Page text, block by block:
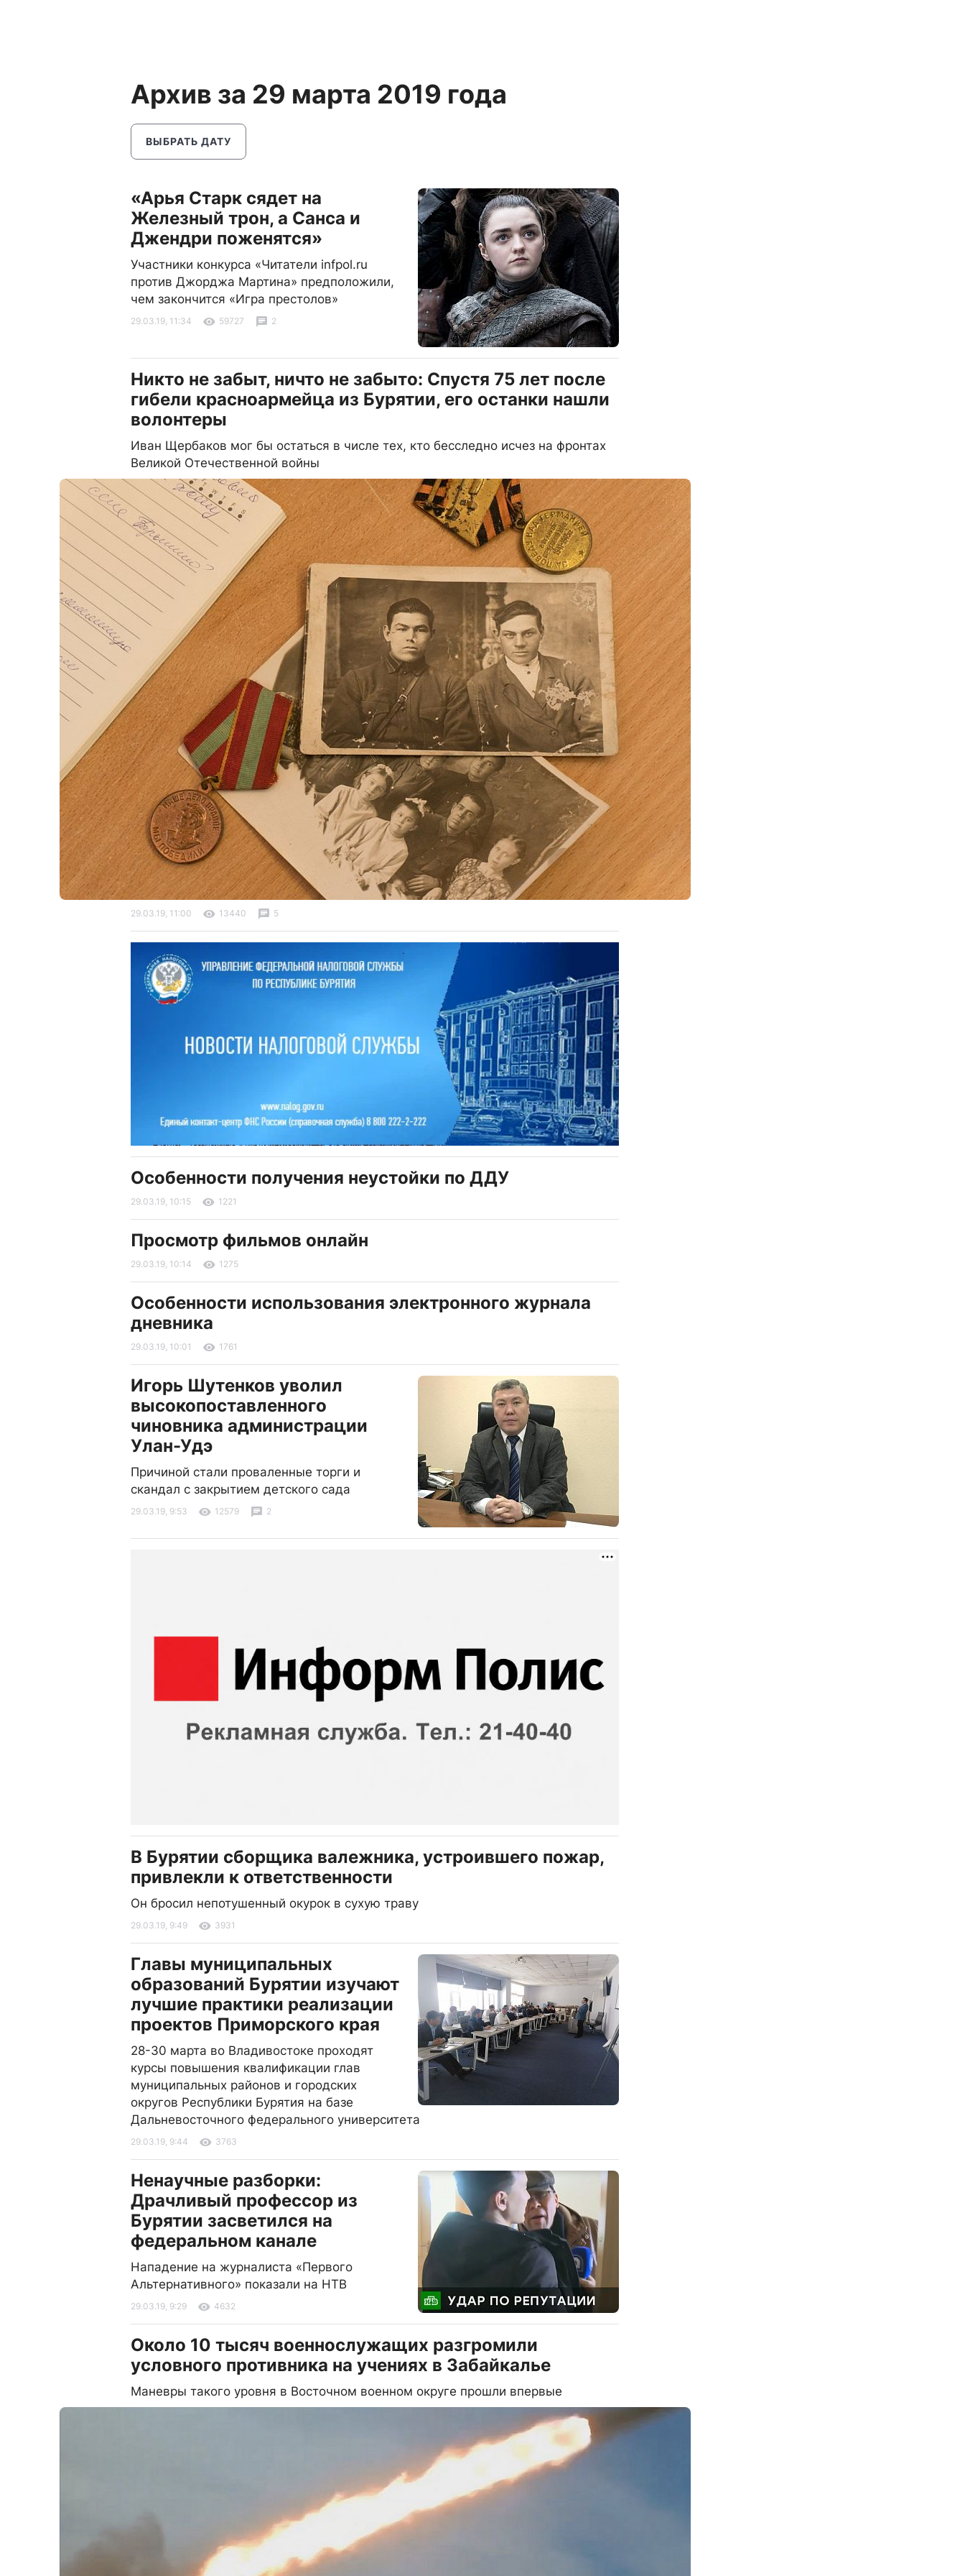
Архив за 29 марта 2019 года
ВЫБРАТЬ ДАТУ
«Арья Старк сядет на
Железный трон, а Санса и
Джендри поженятся»
Участники конкурса «Читатели infpol.ru
против Джорджа Мартина» предположили,
чем закончится «Игра престолов»
29.03.19, 11:34 59727 2
Никто не забыт, ничто не забыто: Спустя 75 лет после
гибели красноармейца из Бурятии, его останки нашли
волонтеры
Иван Щербаков мог бы остаться в числе тех, кто бесследно исчез на фронтах
Великой Отечественной войны
29.03.19, 11:00 13440 5
Особенности получения неустойки по ДДУ
29.03.19, 10:15 1221
Просмотр фильмов онлайн
29.03.19, 10:14 1275
Особенности использования электронного журнала
дневника
29.03.19, 10:01 1761
Игорь Шутенков уволил
высокопоставленного
чиновника администрации
Улан-Удэ
Причиной стали проваленные торги и
скандал с закрытием детского сада
29.03.19, 9:53 12579 2
В Бурятии сборщика валежника, устроившего пожар,
привлекли к ответственности
Он бросил непотушенный окурок в сухую траву
29.03.19, 9:49 3931
Главы муниципальных
образований Бурятии изучают
лучшие практики реализации
проектов Приморского края
28-30 марта во Владивостоке проходят
курсы повышения квалификации глав
муниципальных районов и городских
округов Республики Бурятия на базе
Дальневосточного федерального университета
29.03.19, 9:44 3763
Ненаучные разборки:
Драчливый профессор из
Бурятии засветился на
федеральном канале
Нападение на журналиста «Первого
Альтернативного» показали на НТВ
29.03.19, 9:29 4632
Около 10 тысяч военнослужащих разгромили
условного противника на учениях в Забайкалье
Маневры такого уровня в Восточном военном округе прошли впервые